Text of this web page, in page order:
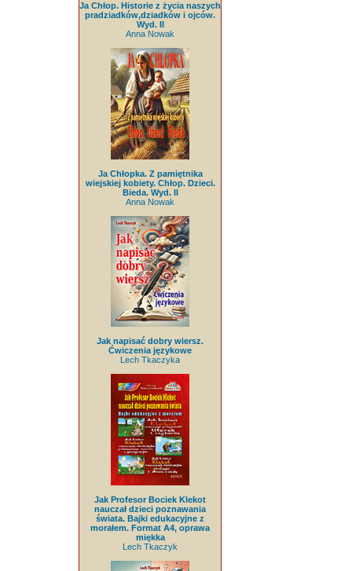
Ja Chłop. Historie z życia naszych
pradziadków,dziadków i ojców.
Wyd. II
Anna Nowak
Ja Chłopka. Z pamiętnika
wiejskiej kobiety. Chłop. Dzieci.
Bieda. Wyd. II
Anna Nowak
Jak napisać dobry wiersz.
Ćwiczenia językowe
Lech Tkaczyka
Jak Profesor Bociek Klekot
nauczał dzieci poznawania
świata. Bajki edukacyjne z
morałem. Format A4, oprawa
miękka
Lech Tkaczyk